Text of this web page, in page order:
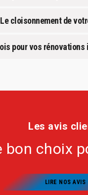
cloisonnement de
pour vos rénovations
Les avis
choix
LIRE NOS AVIS